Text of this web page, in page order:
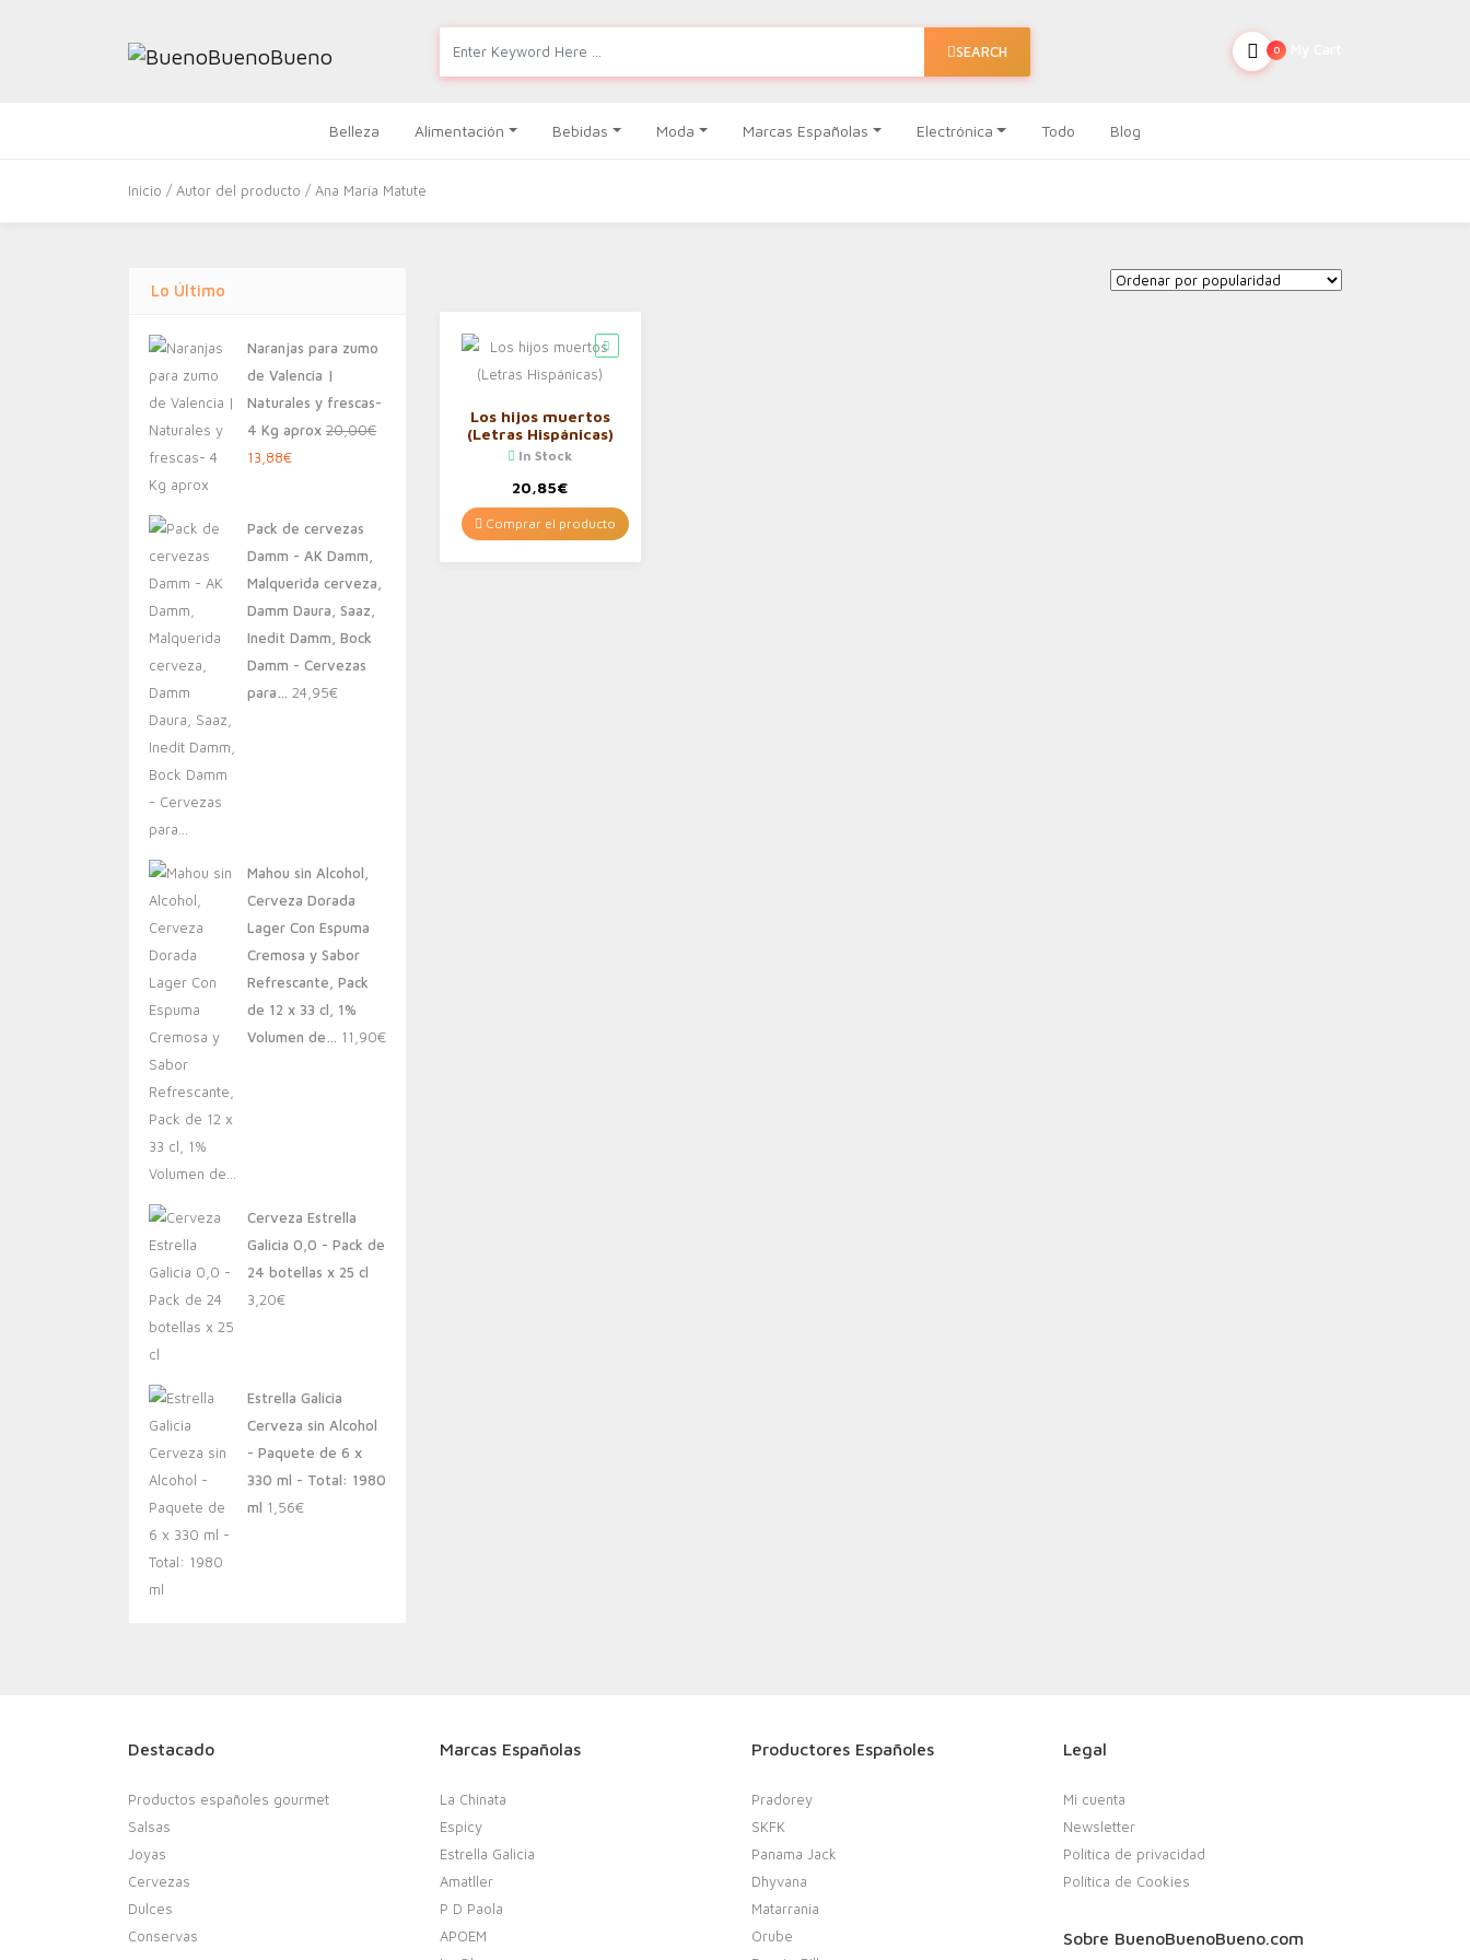
SEARCH 0
Belleza Alimentación Bebidas Moda Marcas Españolas Electrónica Todo Blog
Inicio / Autor del producto / Ana María Matute
Lo Último
Naranjas para zumo
de Valencia |
Naturales y frescas-
4 Kg aprox 20,00€
El
era:
20,00€.
13,88€El
es:
13,88€.
Pack de cervezas
Damm - AK Damm,
Malquerida cerveza,
Damm Daura, Saaz,
Inedit Damm, Bock
Damm - Cervezas
para… 24,95€
Mahou sin Alcohol,
Cerveza Dorada
Lager Con Espuma
Cremosa y Sabor
Refrescante, Pack
de 12 x 33 cl, 1%
Volumen de… 11,90€
Cerveza Estrella
Galicia 0,0 - Pack de
24 botellas x 25 cl
3,20€
Estrella Galicia
Cerveza sin Alcohol
- Paquete de 6 x
330 ml - Total: 1980
ml 1,56€
Los hijos muertos
(Letras Hispánicas)
In Stock
20,85€
Comprar el producto
Destacado
Productos españoles gourmet
Salsas
Joyas
Cervezas
Dulces
Conservas
Marcas Españolas
La Chinata
Espicy
Estrella Galicia
Amatller
P D Paola
APOEM
Productores Españoles
Pradorey
SKFK
Panama Jack
Dhyvana
Matarrania
Orube
Legal
Mi cuenta
Newsletter
Política de privacidad
Política de Cookies
Sobre BuenoBuenoBueno.com